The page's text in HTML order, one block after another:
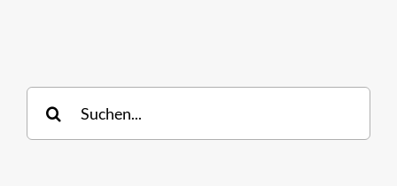
Suche
nach: